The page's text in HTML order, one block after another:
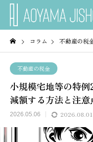
コラム 不動産の税
不動産の税金
小規模宅地等の特
減額する方法と注意
2026.05.06 2026.08.01